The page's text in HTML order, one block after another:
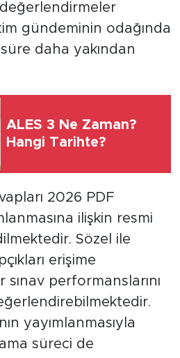
gündeminin odağında
daha yakından
ALES 3 Ne Zaman?
Hangi Tarihte?
2026 PDF
ilişkin resmi
Sözel ile
erişime
sınav performanslarını
yayımlanmasıyla
süreci de